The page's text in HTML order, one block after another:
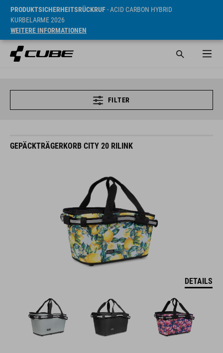
PRODUKTSICHERHEITSRÜCKRUF- ACID CARBON HYBRID
KURBELARME 2026
WEITERE INFORMATIONEN
FILTER
GEPÄCKTRÄGERKORB CITY 20 RILINK
DETAILS